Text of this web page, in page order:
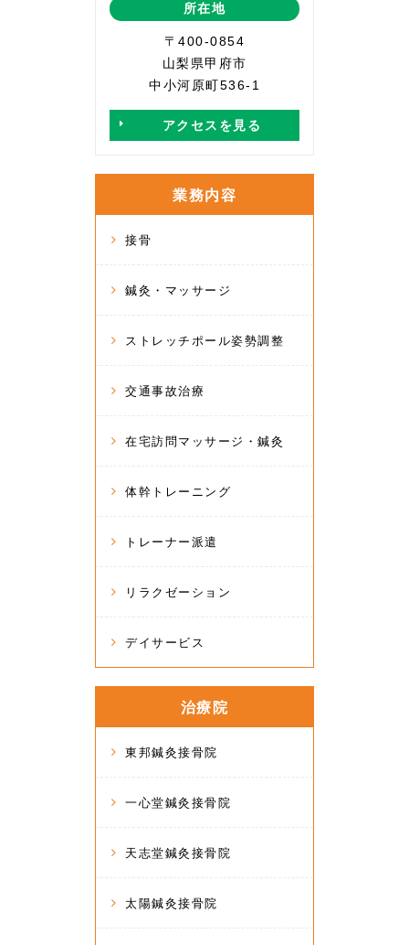
所在地
〒400-0854
山梨県甲府市
中小河原町536-1
アクセスを見る
業務内容
接骨
鍼灸・マッサージ
ストレッチポール姿勢調整
交通事故治療
在宅訪問マッサージ・鍼灸
体幹トレーニング
トレーナー派遣
リラクゼーション
デイサービス
治療院
東邦鍼灸接骨院
一心堂鍼灸接骨院
天志堂鍼灸接骨院
太陽鍼灸接骨院